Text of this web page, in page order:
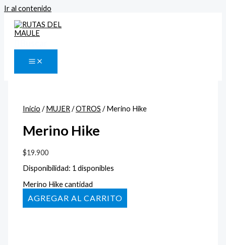
Ir al contenido
Inicio /MUJER/OTROS / Merino Hike
Merino Hike
$19.900
Disponibilidad: 1 disponibles
Merino Hike cantidad
AÑADIR AL CARRITO